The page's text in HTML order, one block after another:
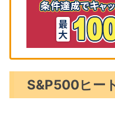
S&P500ヒー